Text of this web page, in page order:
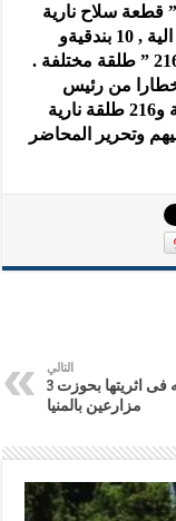
تمكنت قوات مباحث المنيا من ضبط ” 17 ” قطعة سلاح نارية
مختلفة بدون ترخيص عبارة عن ” 2 بندقية الية , 10 بندقيةو
من رئيس
المباحث يفيد بضبط 17 قطعة سلاح مختلفة و216 طلقة نارية
وتحرير المحاضر
التالي
ضبط قطع يشتبه فى اثريتها بحوزت 3
مزارعين بالمنيا